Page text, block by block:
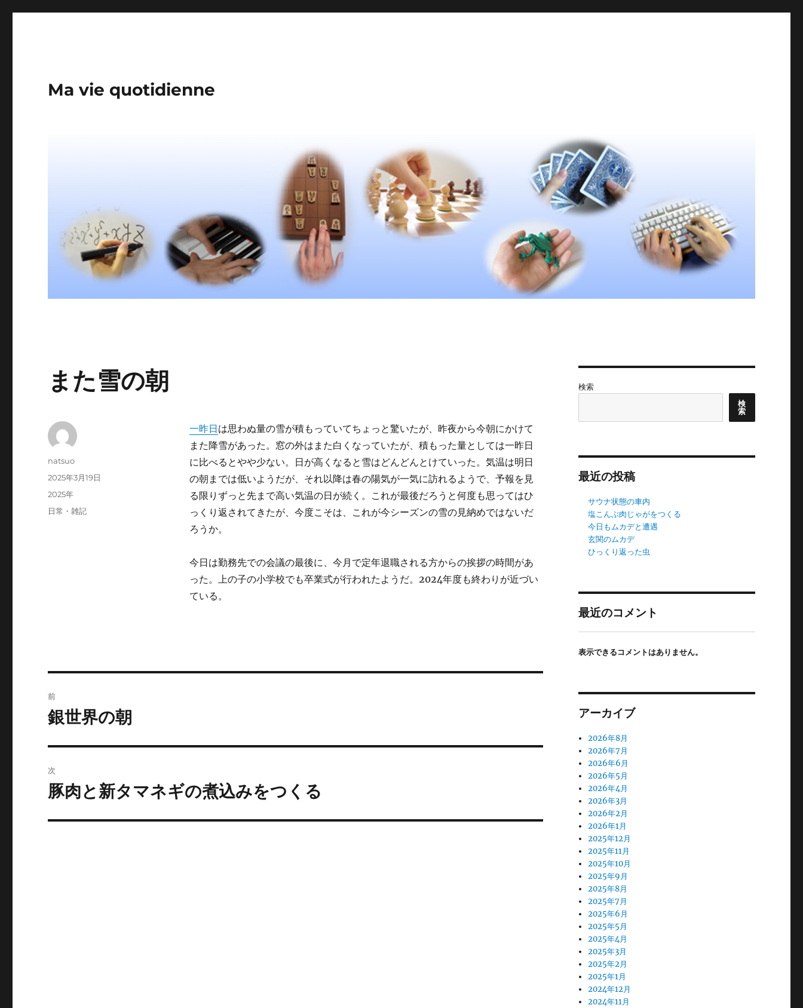
Ma vie quotidienne
また雪の朝
一昨日は思わぬ量の雪が積もっていてちょっと驚いたが、昨夜から今朝にかけて
また降雪があった。窓の外はまた白くなっていたが、積もった量としては一昨日
に比べるとやや少ない。日が高くなると雪はどんどんとけていった。気温は明日
の朝までは低いようだが、それ以降は春の陽気が一気に訪れるようで、予報を見
る限りずっと先まで高い気温の日が続く。これが最後だろうと何度も思ってはひ
っくり返されてきたが、今度こそは、これが今シーズンの雪の見納めではないだ
ろうか。
今日は勤務先での会議の最後に、今月で定年退職される方からの挨拶の時間があ
った。上の子の小学校でも卒業式が行われたようだ。2024年度も終わりが近づい
ている。
投
natsuo
投
2025年3月19日
カ
テ
2025年
タ
日常・雑記
稿
ゲ
前
前
投
稿:
銀世界の朝
次
次
投
豚肉と新タマネギの煮込みをつくる
検索
検
索
最近の投稿
サウナ状態の車内
塩こんぶ肉じゃがをつくる
今日もムカデと遭遇
玄関のムカデ
ひっくり返った虫
最近のコメント
表示できるコメントはありません。
アーカイブ
2026年8月
2026年7月
2026年6月
2026年5月
2026年4月
2026年3月
2026年2月
2026年1月
2025年12月
2025年11月
2025年10月
2025年9月
2025年8月
2025年7月
2025年6月
2025年5月
2025年4月
2025年3月
2025年2月
2025年1月
2024年12月
2024年11月